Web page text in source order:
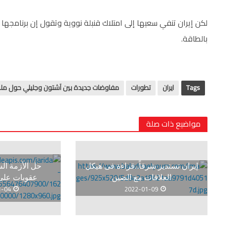
لكن إيران تنفي سعيها إلى امتلاك قنبلة نووية وتقول إن
بالطاقة.
Tags ايران تطورات مفاوضات جديدة بين آشتون وجليلي حول
مواضيع ذات صلة
إيران تستدير شرقاً..قراءة فى هيكل
العلاقات مع الصين
2022-01-09
حل الأزمة
عقوبات على
04